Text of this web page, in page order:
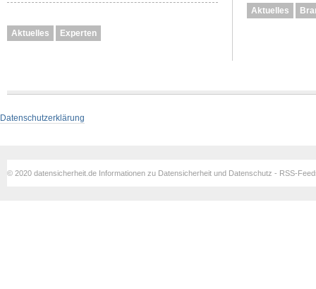
Aktuelles Experten
Aktuelles
Datenschutzerklärung
© 2020 datensicherheit.de Informationen zu Datensicherheit und Datenschutz - RSS-